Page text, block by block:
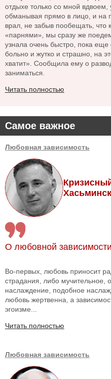
Самое важное
Любовная зависимость
О любовной зависимости
Во-первых, любовь приносит
страдания, либо мучительное,
наслаждение, подобное
любовь жертвенна, а
эгоизме...
Читать полностью
Любовная зависимость
отдыхе только со мной
обманывая прямо в лицо, и на
врал, не забыв пообещать, что
«парнями», мы сразу же
узнала очень быстро, пока
больно и жутко и страшно, на
хватит». Сообщила ему о
заниматься.
Читать полностью